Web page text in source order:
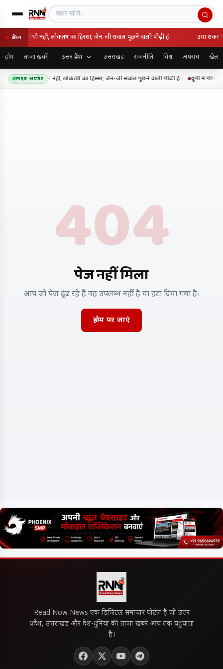
खबर खोजें
ब्रेकिंग
राष्ट्रविरोधी नहीं, लोकतंत्र का हिस्सा; जेन-जी सवाल पूछने वाली पीढ़ी है उमा शंकर
होम ताज़ा खबरें उत्तर प्रदेश उत्तराखंड राजनीति विश्व अपराध खेल
लाइव अपडेट
आंदोलन राष्ट्रविरोधी नहीं, लोकतंत्र का हिस्सा; जेन-जी सवाल पूछने वाली पीढ़ी है यूपी में
404
पेज नहीं मिला
आप जो पेज ढूंढ रहे हैं वह उपलब्ध नहीं है या हटा दिया गया है।
होम पर जाएं
Read Now News एक डिजिटल समाचार पोर्टल है जो उत्तर
प्रदेश, उत्तराखंड और देश-दुनिया की ताज़ा खबरें आप तक पहुंचाता
है।